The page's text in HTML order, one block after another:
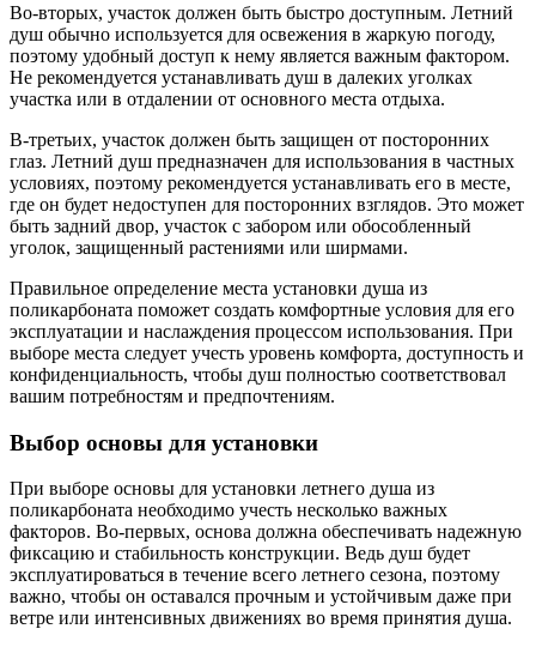
Во-вторых, участок должен быть быстро доступным. Летний
душ обычно используется для освежения в жаркую погоду,
поэтому удобный доступ к нему является важным фактором.
Не рекомендуется устанавливать душ в далеких уголках
участка или в отдалении от основного места отдыха.
В-третьих, участок должен быть защищен от посторонних
глаз. Летний душ предназначен для использования в частных
условиях, поэтому рекомендуется устанавливать его в месте,
где он будет недоступен для посторонних взглядов. Это может
быть задний двор, участок с забором или обособленный
уголок, защищенный растениями или ширмами.
Правильное определение места установки душа из
поликарбоната поможет создать комфортные условия для его
эксплуатации и наслаждения процессом использования. При
выборе места следует учесть уровень комфорта, доступность и
конфиденциальность, чтобы душ полностью соответствовал
вашим потребностям и предпочтениям.
Выбор основы для установки
При выборе основы для установки летнего душа из
поликарбоната необходимо учесть несколько важных
факторов. Во-первых, основа должна обеспечивать надежную
фиксацию и стабильность конструкции. Ведь душ будет
эксплуатироваться в течение всего летнего сезона, поэтому
важно, чтобы он оставался прочным и устойчивым даже при
ветре или интенсивных движениях во время принятия душа.